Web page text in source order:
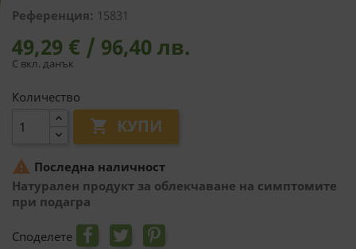
Референция: 15831
49,29 € / 96,40 лв.
С вкл. данък
Количество
 КУПИ
 Последна наличност
Натурален продукт за облекчаване на симптомите
при подагра
Споделете